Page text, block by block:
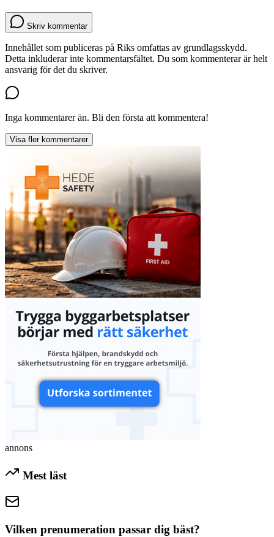
Skriv kommentar
Innehållet som publiceras på Riks omfattas av grundlagsskydd.
Detta inkluderar inte kommentarsfältet. Du som kommenterar är helt
ansvarig för det du skriver.
Inga kommentarer än. Bli den första att kommentera!
Visa fler kommentarer
annons
Mest läst
Vilken prenumeration passar dig bäst?